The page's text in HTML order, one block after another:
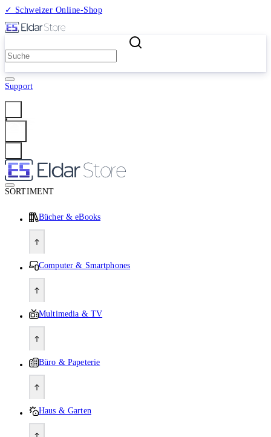
✓ Schweizer Online-Shop
Support
SORTIMENT
Bücher & eBooks
Computer & Smartphones
Multimedia & TV
Büro & Papeterie
Haus & Garten